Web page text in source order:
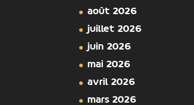
août 2026
juillet 2026
juin 2026
mai 2026
avril 2026
mars 2026